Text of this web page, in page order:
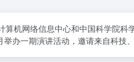
算机网络信息中心和中国科学院
办一期演讲活动，邀请来自科技